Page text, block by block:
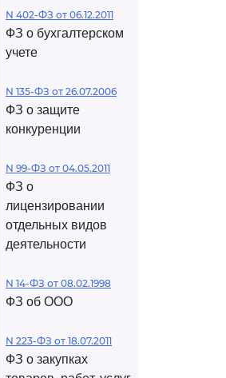
N 402-ФЗ от 06.12.2011
ФЗ о бухгалтерском
учете
N 135-ФЗ от 26.07.2006
ФЗ о защите
конкуренции
N 99-ФЗ от 04.05.2011
ФЗ о
лицензировании
отдельных видов
деятельности
N 14-ФЗ от 08.02.1998
ФЗ об ООО
N 223-ФЗ от 18.07.2011
ФЗ о закупках